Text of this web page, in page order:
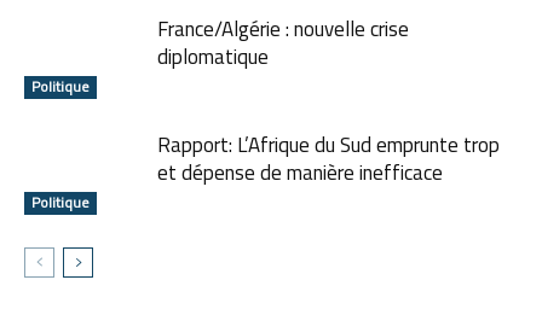
Politique
France/Algérie : nouvelle crise
diplomatique
Politique
Rapport: L’Afrique du Sud emprunte trop
et dépense de manière inefficace